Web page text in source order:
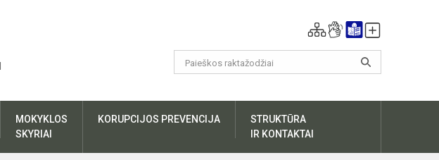
MOKYKLOS
SKYRIAI
KORUPCIJOS PREVENCIJA
STRUKTŪRA
IR KONTAKTAI